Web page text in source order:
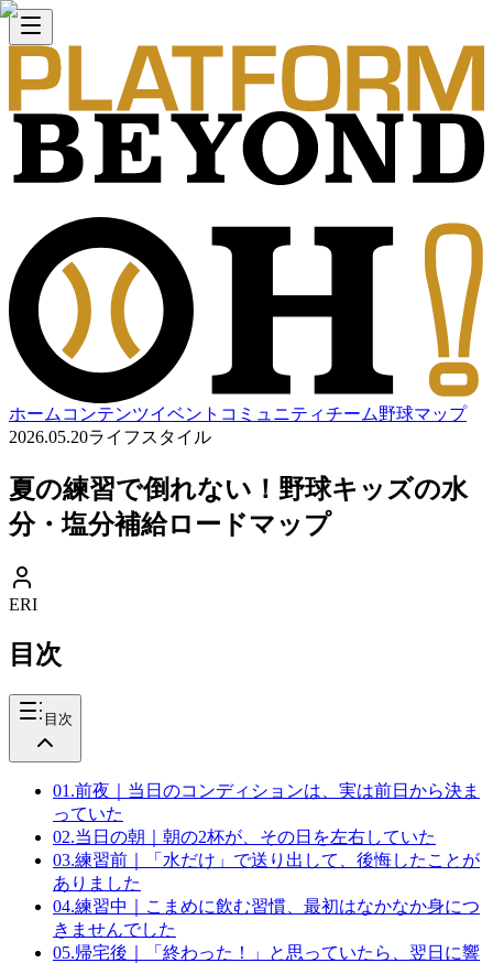
ホーム コンテンツイベント コミュニティチーム野球マップ
2026.05.20ライフスタイル
夏の練習で倒れない！野球キッズの水
分・塩分補給ロードマップ
ERI
目次
目次
01 .前夜｜当日のコンディションは、実は前日から決ま
っていた
02.当日の朝｜朝の2杯が、その日を左右していた
03.練習前｜「水だけ」で送り出して、後悔したことが
ありました
04.練習中｜こまめに飲む習慣、最初はなかなか身につ
きませんでした
05.帰宅後｜「終わった！」と思っていたら、翌日に響